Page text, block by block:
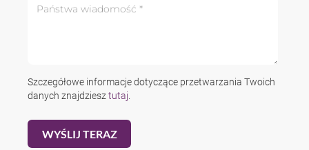
Szczegółowe informacje dotyczące przetwarzania Twoich
danych znajdziesz tutaj